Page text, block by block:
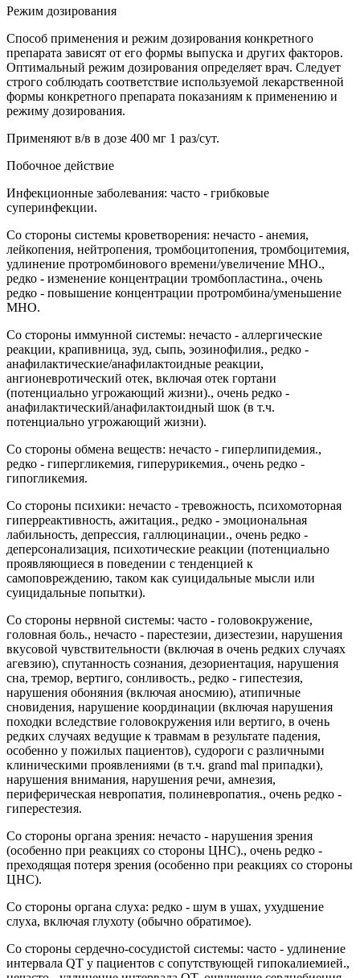
Режим дозирования
Способ применения и режим дозирования конкретного
препарата зависят от его формы выпуска и других факторов.
Оптимальный режим дозирования определяет врач. Следует
строго соблюдать соответствие используемой лекарственной
формы конкретного препарата показаниям к применению и
режиму дозирования.
Применяют в/в в дозе 400 мг 1 раз/сут.
Побочное действие
Инфекционные заболевания: часто - грибковые
суперинфекции.
Со стороны системы кроветворения: нечасто - анемия,
лейкопения, нейтропения, тромбоцитопения, тромбоцитемия,
удлинение протромбинового времени/увеличение МНО.,
редко - изменение концентрации тромбопластина., очень
редко - повышение концентрации протромбина/уменьшение
МНО.
Со стороны иммунной системы: нечасто - аллергические
реакции, крапивница, зуд, сыпь, эозинофилия., редко -
анафилактические/анафилактоидные реакции,
ангионевротический отек, включая отек гортани
(потенциально угрожающий жизни)., очень редко -
анафилактический/анафилактоидный шок (в т.ч.
потенциально угрожающий жизни).
Со стороны обмена веществ: нечасто - гиперлипидемия.,
редко - гипергликемия, гиперурикемия., очень редко -
гипогликемия.
Со стороны психики: нечасто - тревожность, психомоторная
гиперреактивность, ажитация., редко - эмоциональная
лабильность, депрессия, галлюцинации., очень редко -
деперсонализация, психотические реакции (потенциально
проявляющиеся в поведении с тенденцией к
самоповреждению, таком как суицидальные мысли или
суицидальные попытки).
Со стороны нервной системы: часто - головокружение,
головная боль., нечасто - парестезии, дизестезии, нарушения
вкусовой чувствительности (включая в очень редких случаях
агевзию), спутанность сознания, дезориентация, нарушения
сна, тремор, вертиго, сонливость., редко - гипестезия,
нарушения обоняния (включая аносмию), атипичные
сновидения, нарушение координации (включая нарушения
походки вследствие головокружения или вертиго, в очень
редких случаях ведущие к травмам в результате падения,
особенно у пожилых пациентов), судороги с различными
клиническими проявлениями (в т.ч. grand mal припадки),
нарушения внимания, нарушения речи, амнезия,
периферическая невропатия, полиневропатия., очень редко -
гиперестезия.
Со стороны органа зрения: нечасто - нарушения зрения
(особенно при реакциях со стороны ЦНС)., очень редко -
преходящая потеря зрения (особенно при реакциях со стороны
ЦНС).
Со стороны органа слуха: редко - шум в ушах, ухудшение
слуха, включая глухоту (обычно обратимое).
Со стороны сердечно-сосудистой системы: часто - удлинение
интервала QT у пациентов с сопутствующей гипокалиемией.,